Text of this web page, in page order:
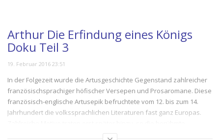
Arthur Die Erfindung eines Königs
Doku Teil 3
19. Februar 2016 23:51
In der Folgezeit wurde die Artusgeschichte Gegenstand zahlreicher
französischsprachiger höfischer Versepen und Prosaromane. Diese
französisch-englische Artusepik befruchtete vom 12. bis zum 14.
Jahrhundert die volkssprachlichen Literaturen fast ganz Europas.
Tafelrunde erstmals in Wace‘ Roman de Brut (Roman über Brutus)